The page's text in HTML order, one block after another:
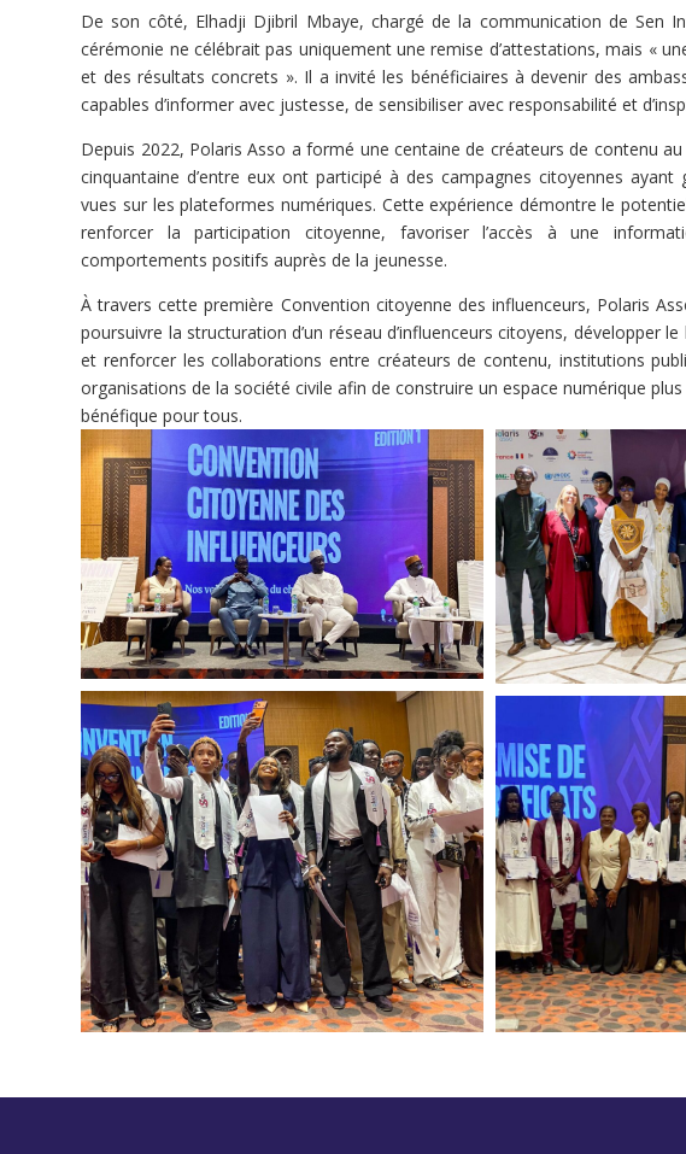
De son côté, Elhadji Djibril Mbaye, chargé de la communication de Sen
cérémonie ne célébrait pas uniquement une remise d’attestations, mais «
et des résultats concrets ». Il a invité les bénéficiaires à devenir des
capables d’informer avec justesse, de sensibiliser avec responsabilité et
Depuis 2022, Polaris Asso a formé une centaine de créateurs de contenu au
cinquantaine d’entre eux ont participé à des campagnes citoyennes
vues sur les plateformes numériques. Cette expérience démontre le
renforcer la participation citoyenne, favoriser l’accès à une
comportements positifs auprès de la jeunesse.
À travers cette première Convention citoyenne des influenceurs, Polaris
poursuivre la structuration d’un réseau d’influenceurs citoyens, développer
et renforcer les collaborations entre créateurs de contenu, institutions
organisations de la société civile afin de construire un espace numérique
bénéfique pour tous.